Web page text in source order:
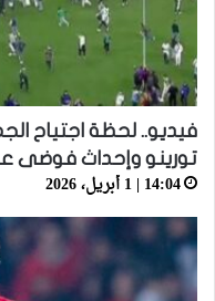
فيديو.. لحظة اجتياح
تورينو وإحداث فوضى
14:04 | 1 أبريل، 2026